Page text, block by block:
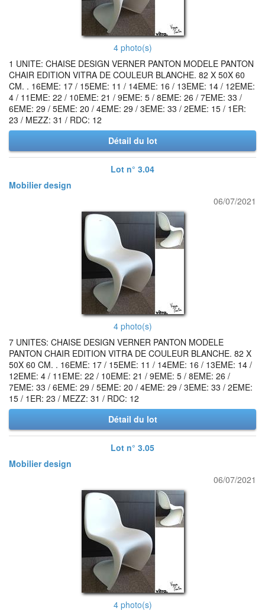
4 photo(s)
1 UNITE: CHAISE DESIGN VERNER PANTON MODELE PANTON
CHAIR EDITION VITRA DE COULEUR BLANCHE. 82 X 50X 60
CM. . 16EME: 17 / 15EME: 11 / 14EME: 16 / 13EME: 14 / 12EME:
4 / 11EME: 22 / 10EME: 21 / 9EME: 5 / 8EME: 26 / 7EME: 33 /
6EME: 29 / 5EME: 20 / 4EME: 29 / 3EME: 33 / 2EME: 15 / 1ER:
23 / MEZZ: 31 / RDC: 12
Détail du lot
Lot n° 3.04
Mobilier design
06/07/2021
4 photo(s)
7 UNITES: CHAISE DESIGN VERNER PANTON MODELE
PANTON CHAIR EDITION VITRA DE COULEUR BLANCHE. 82 X
50X 60 CM. . 16EME: 17 / 15EME: 11 / 14EME: 16 / 13EME: 14 /
12EME: 4 / 11EME: 22 / 10EME: 21 / 9EME: 5 / 8EME: 26 /
7EME: 33 / 6EME: 29 / 5EME: 20 / 4EME: 29 / 3EME: 33 / 2EME:
15 / 1ER: 23 / MEZZ: 31 / RDC: 12
Détail du lot
Lot n° 3.05
Mobilier design
06/07/2021
4 photo(s)